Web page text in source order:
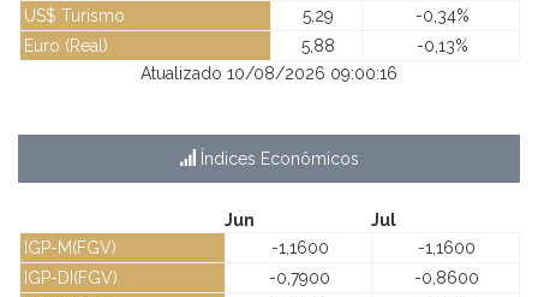
Atualizado 10/08/2026 09:00:16
US$ Turismo
5,29
-0,34%
Euro (Real)
5,88 -0,13%
Índices Econômicos
Jun
Jul
IGP-M(FGV)
-1,1600
-1,1600
IGP-DI(FGV)
-0,7900
-0,8600